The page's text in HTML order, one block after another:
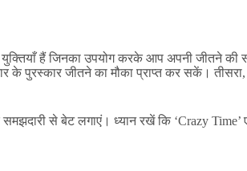
युक्तियाँ हैं जिनका उपयोग करके आप अपनी
के पुरस्कार जीतने का मौका प्राप्त कर सकें।
से बेट लगाएं। ध्यान रखें कि ‘Crazy